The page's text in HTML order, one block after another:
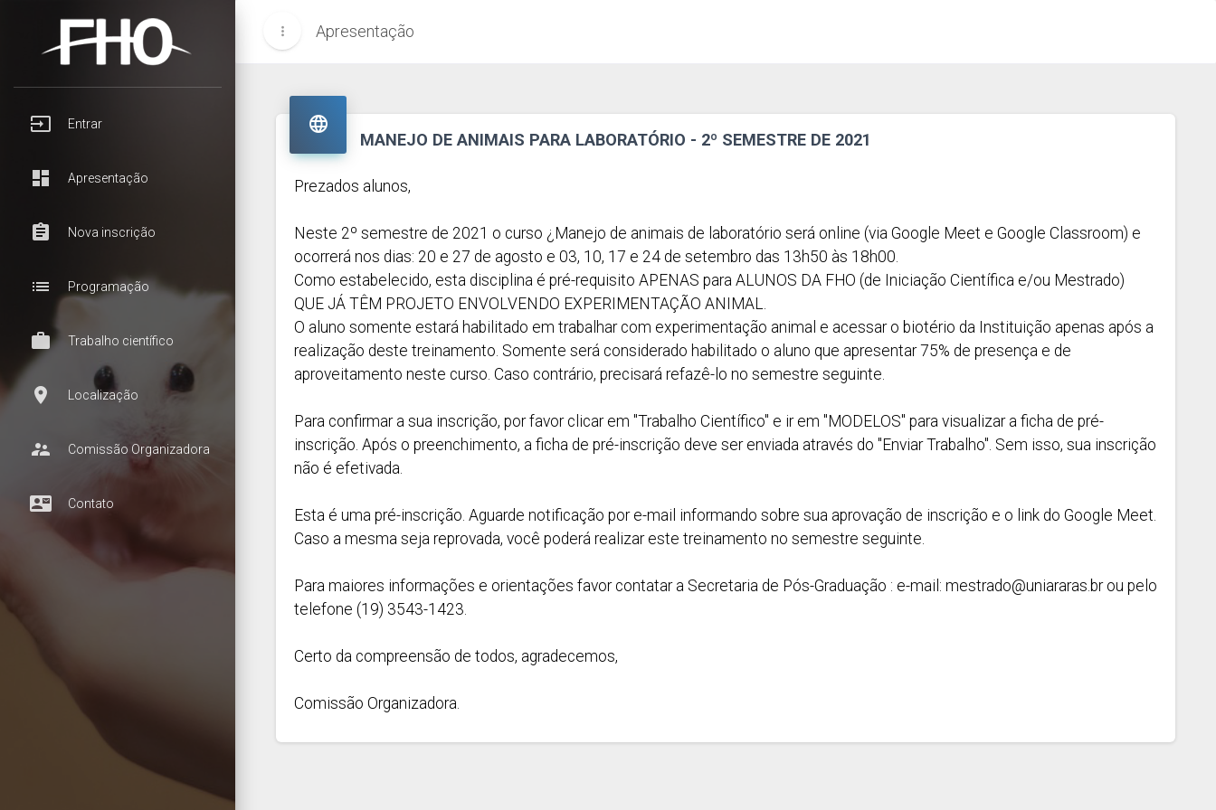
input Entrar
dashboard Apresentação
assignment Nova inscrição
list Programação
work Trabalho científico
room Localização
supervisor_account Comissão Organizadora
contact_mail Contato
more_vert Apresentação

MANEJO DE ANIMAIS PARA LABORATÓRIO - 2º SEMESTRE DE 2021
Prezados alunos,
Neste 2º semestre de 2021 o curso ¿Manejo de animais de laboratório será online (via Google Meet e Google Classroom) e
ocorrerá nos dias: 20 e 27 de agosto e 03, 10, 17 e 24 de setembro das 13h50 às 18h00.
Como estabelecido, esta disciplina é pré-requisito APENAS para ALUNOS DA FHO (de Iniciação Científica e/ou Mestrado)
QUE JÁ TÊM PROJETO ENVOLVENDO EXPERIMENTAÇÃO ANIMAL.
O aluno somente estará habilitado em trabalhar com experimentação animal e acessar o biotério da Instituição apenas após a
realização deste treinamento. Somente será considerado habilitado o aluno que apresentar 75% de presença e de
aproveitamento neste curso. Caso contrário, precisará refazê-lo no semestre seguinte.
Para confirmar a sua inscrição, por favor clicar em "Trabalho Científico" e ir em "MODELOS" para visualizar a ficha de pré-
inscrição. Após o preenchimento, a ficha de pré-inscrição deve ser enviada através do "Enviar Trabalho". Sem isso, sua inscrição
não é efetivada.
Esta é uma pré-inscrição. Aguarde notificação por e-mail informando sobre sua aprovação de inscrição e o link do Google Meet.
Caso a mesma seja reprovada, você poderá realizar este treinamento no semestre seguinte.
Para maiores informações e orientações favor contatar a Secretaria de Pós-Graduação : e-mail: mestrado@uniararas.brou pelo
telefone (19) 3543-1423.
Certo da compreensão de todos, agradecemos,
Comissão Organizadora.